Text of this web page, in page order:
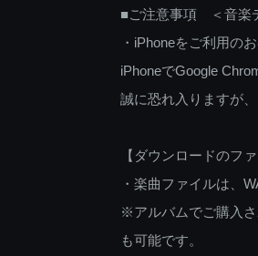
■ご注意事項 ＜音楽
・iPhoneをご利用の
iPhoneでGoogle
誠に恐れ入りますが
【ダウンロードのフ
・楽曲ファイルは、
※アルバムでご購入さ
も可能です。